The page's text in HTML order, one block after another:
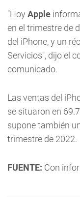
"Hoy Apple
en el trimestre de
del iPhone, y un
Servicios", dijo el
comunicado.
Las ventas del
se situaron en
supone también
trimestre de 2022.
FUENTE: Con